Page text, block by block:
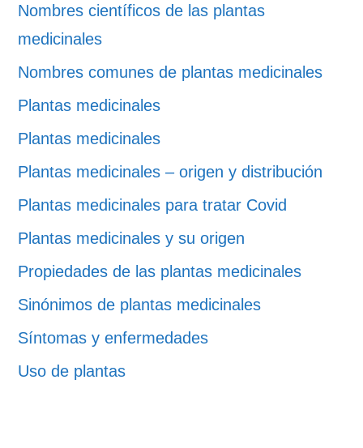
Nombres científicos de las plantas
medicinales
Nombres comunes de plantas medicinales
Plantas medicinales
Plantas medicinales
Plantas medicinales – origen y distribución
Plantas medicinales para tratar Covid
Plantas medicinales y su origen
Propiedades de las plantas medicinales
Sinónimos de plantas medicinales
Síntomas y enfermedades
Uso de plantas